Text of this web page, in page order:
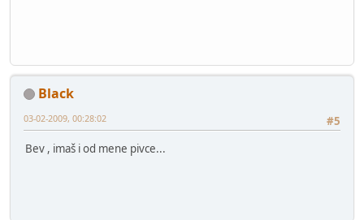
Black
#5
03-02-2009, 00:28:02
Bev , imaš i od mene pivce...